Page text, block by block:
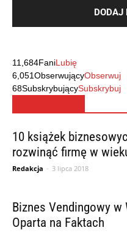
11,684FaniLubię
6,051ObserwującyObserwuj
68SubskrybującySubskrybuj
10 książek
rozwinąć firmę w
Redakcja - 3 lipca 2018
Biznes Vendingowy
Oparta na Faktach